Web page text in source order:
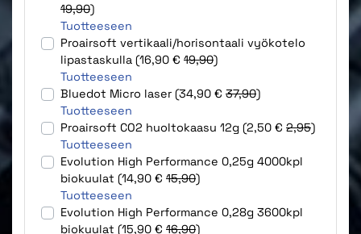
19,90)
Tuotteeseen
Proairsoft vertikaali/horisontaali vyökotelo
lipastaskulla (16,90 € 19,90)
Tuotteeseen
Bluedot Micro laser (34,90 € 37,90)
Tuotteeseen
Proairsoft CO2 huoltokaasu 12g (2,50 € 2,95)
Tuotteeseen
Evolution High Performance 0,25g 4000kpl
biokuulat (14,90 € 15,90)
Tuotteeseen
Evolution High Performance 0,28g 3600kpl
biokuulat (15,90 € 16,90)